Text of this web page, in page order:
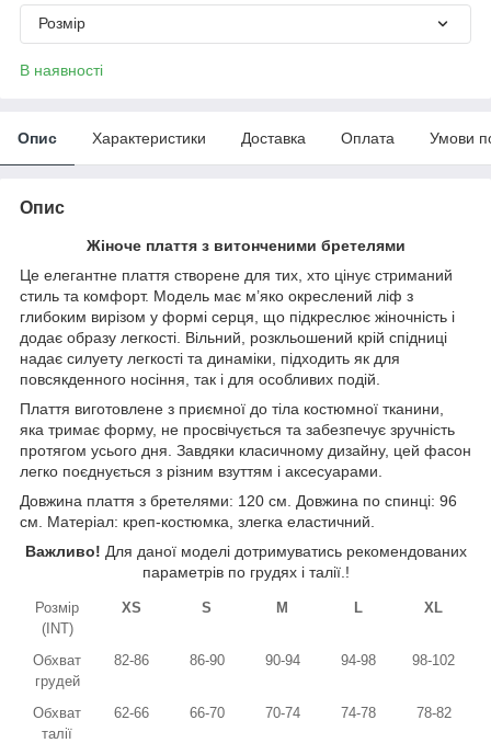
Розмір
В наявності
Опис Характеристики Доставка Оплата Умови
Опис
Жіноче плаття з витонченими бретелями
Це елегантне плаття створене для тих, хто цінує стриманий
стиль та комфорт. Модель має м’яко окреслений ліф з
глибоким вирізом у формі серця, що підкреслює жіночність і
додає образу легкості. Вільний, розкльошений крій спідниці
надає силуету легкості та динаміки, підходить як для
повсякденного носіння, так і для особливих подій.
Плаття виготовлене з приємної до тіла костюмної тканини,
яка тримає форму, не просвічується та забезпечує зручність
протягом усього дня. Завдяки класичному дизайну, цей фасон
легко поєднується з різним взуттям і аксесуарами.
Довжина плаття з бретелями: 120 см. Довжина по спинці: 96
см. Матеріал: креп-костюмка, злегка еластичний.
Важливо! Для даної моделі дотримуватись рекомендованих
параметрів по грудях і талії.!
Розмір
(INT)
XS S M L XL
Обхват
грудей
82-86 86-90 90-94 94-98 98-102
Обхват
талії
62-66 66-70 70-74 74-78 78-82